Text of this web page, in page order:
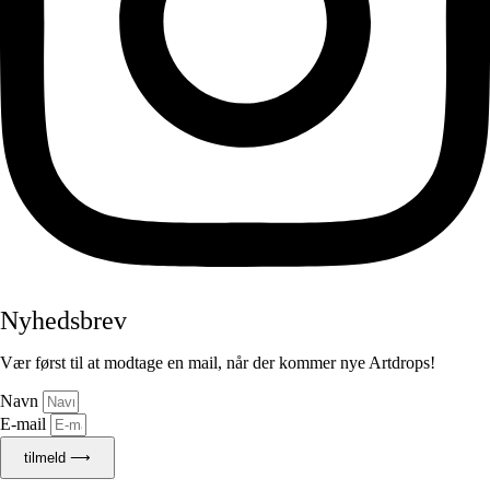
Nyhedsbrev
Vær først til at modtage en mail, når der kommer nye Artdrops!
Navn
E-mail
tilmeld ⟶